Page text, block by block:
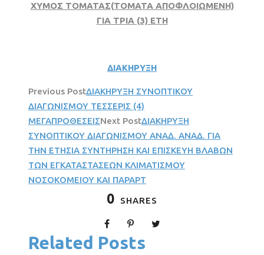
ΧΥΜΟΣ ΤΟΜΑΤΑΣ(ΤΟΜΑΤΑ ΑΠΟΦΛΟΙΩΜΕΝΗ)
ΓΙΑ ΤΡΙΑ (3) ΕΤΗ
ΔΙΑΚΗΡΥΞΗ
Previous PostΔΙΑΚΗΡΥΞΗ ΣΥΝΟΠΤΙΚΟΥ
ΔΙΑΓΩΝΙΣΜΟΥ TEΣΣΕΡΙΣ (4)
ΜΕΓΑΠΡΟΘΕΣΕΙΣNext PostΔΙΑΚΗΡΥΞΗ
ΣΥΝΟΠΤΙΚΟΥ ΔΙΑΓΩΝΙΣΜΟΥ ΑΝΑΔ. ΑΝΑΔ. ΓΙΑ
ΤΗΝ ΕΤΗΣΙΑ ΣΥΝΤΗΡΗΣΗ ΚΑΙ ΕΠΙΣΚΕΥΗ ΒΛΑΒΩΝ
ΤΩΝ ΕΓΚΑΤΑΣΤΑΣΕΩΝ ΚΛΙΜΑΤΙΣΜΟΥ
ΝΟΣΟΚΟΜΕΙΟΥ ΚΑΙ ΠΑΡΑΡΤ
0 SHARES
Related Posts